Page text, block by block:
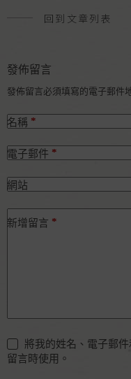
回到文章列表
發佈留言
發佈留言必須填寫的電子郵件
名稱 *
電子郵件 *
網站
新增留言 *
將我的姓名、電子郵
留言時使用。